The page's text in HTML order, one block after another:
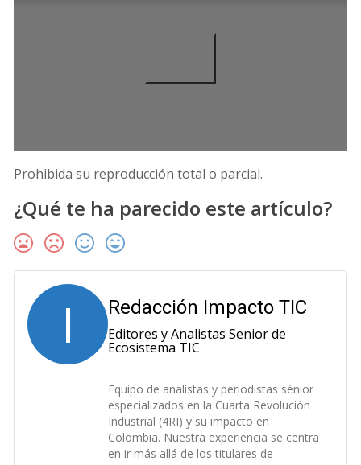
Prohibida su reproducción total o parcial.
¿Qué te ha parecido este artículo?
I Redacción Impacto TIC
Editores y Analistas Senior de
Ecosistema TIC
Equipo de analistas y periodistas sénior
especializados en la Cuarta Revolución
Industrial (4RI) y su impacto en
Colombia. Nuestra experiencia se centra
en ir más allá de los titulares de